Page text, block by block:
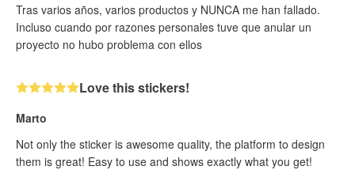
Tras varios años, varios productos y NUNCA me han fallado.
Incluso cuando por razones personales tuve que anular un
proyecto no hubo problema con ellos
Love this stickers!
Marto
Not only the sticker is awesome quality, the platform to design
them is great! Easy to use and shows exactly what you get!